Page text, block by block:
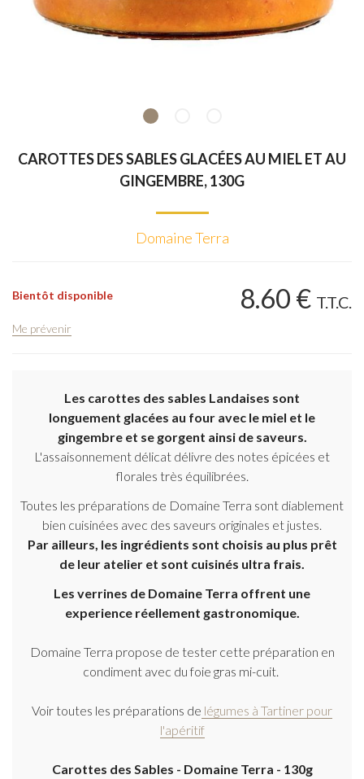
CAROTTES DES SABLES GLACÉES AU MIEL ET AU
GINGEMBRE, 130G
Domaine Terra
8.60 € T.T.C.
Bientôt disponible
Me prévenir
Les carottes des sables Landaises sont
longuement glacées au four avec le miel et le
gingembre et se gorgent ainsi de saveurs.
L'assaisonnement délicat délivre des notes épicées et
florales très équilibrées.
Toutes les préparations de Domaine Terra sont diablement
bien cuisinées avec des saveurs originales et justes.
Par ailleurs, les ingrédients sont choisis au plus prêt
de leur atelier et sont cuisinés ultra frais.
Les verrines de Domaine Terra offrent une
experience réellement gastronomique.
Domaine Terra propose de tester cette préparation en
condiment avec du foie gras mi-cuit.
Voir toutes les préparations de légumes à Tartiner pour
l'apéritif
Carottes des Sables - Domaine Terra - 130g